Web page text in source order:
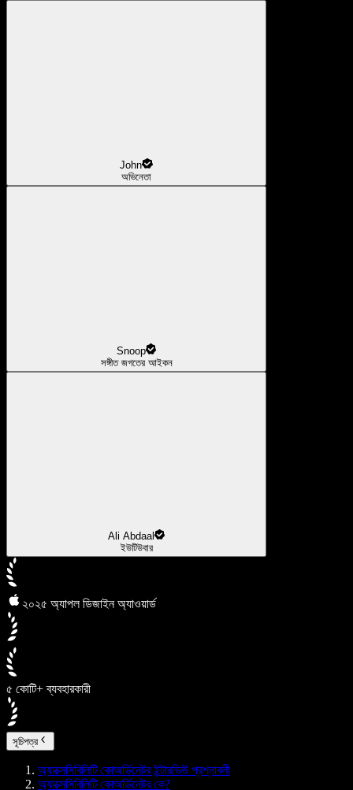
John
অভিনেতা
Snoop
সঙ্গীত জগতের আইকন
Ali Abdaal
ইউটিউবার
২০২৫ অ্যাপল ডিজাইন অ্যাওয়ার্ড
৫ কোটি+ ব্যবহারকারী
সূচিপত্র
অ্যাক্সেসিবিলিটি কোঅর্ডিনেটর ইন্টারভিউ প্রশ্নাবলী
অ্যাক্সেসিবিলিটি কোঅর্ডিনেটর কে?